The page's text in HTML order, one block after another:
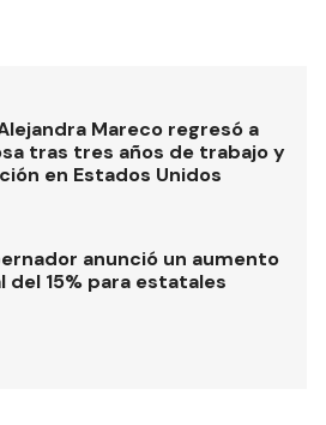
Mareco regresó a
tras tres años de trabajo y
en Estados Unidos
anunció un aumento
del 15% para estatales